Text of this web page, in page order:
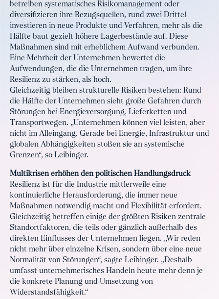
betreiben systematisches Risikomanagement oder
diversifizieren ihre Bezugsquellen, rund zwei Drittel
investieren in neue Produkte und Verfahren, mehr als die
Hälfte baut gezielt höhere Lagerbestände auf. Diese
Maßnahmen sind mit erheblichem Aufwand verbunden.
Eine Mehrheit der Unternehmen bewertet die
Aufwendungen, die die Unternehmen tragen, um ihre
Resilienz zu stärken, als hoch.
Gleichzeitig bleiben strukturelle Risiken bestehen: Rund
die Hälfte der Unternehmen sieht große Gefahren durch
Störungen bei Energieversorgung, Lieferketten und
Transportwegen. „Unternehmen können viel leisten, aber
nicht im Alleingang. Gerade bei Energie, Infrastruktur und
globalen Abhängigkeiten stoßen sie an systemische
Grenzen“, so Leibinger.
Multikrisen erhöhen den politischen Handlungsdruck
Resilienz ist für die Industrie mittlerweile eine
kontinuierliche Herausforderung, die immer neue
Maßnahmen notwendig macht und Flexibilität erfordert.
Gleichzeitig betreffen einige der größten Risiken zentrale
Standortfaktoren, die teils oder gänzlich außerhalb des
direkten Einflusses der Unternehmen liegen. „Wir reden
nicht mehr über einzelne Krisen, sondern über eine neue
Normalität von Störungen“, sagte Leibinger. „Deshalb
umfasst unternehmerisches Handeln heute mehr denn je
die konkrete Planung und Umsetzung von
Widerstandsfähigkeit.“